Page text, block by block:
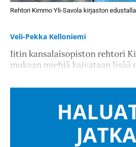
Rehtori Kimmo Yli-Savola kirjaston
Veli-Pekka Kelloniemi
Iitin kansalaisopiston rehtori
mukaan miehiä kaivataan lisää